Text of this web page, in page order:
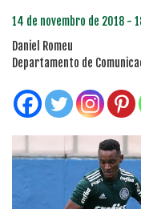
14 de novembro de 2018 -
Daniel Romeu
Departamento de